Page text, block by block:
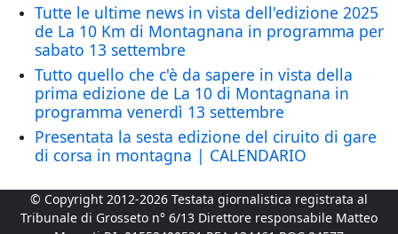
Tutte le ultime news in vista dell'edizione 2025
de La 10 Km di Montagnana in programma per
sabato 13 settembre
Tutto quello che c'è da sapere in vista della
prima edizione de La 10 di Montagnana in
programma venerdì 13 settembre
Presentata la sesta edizione del ciruito di gare
di corsa in montagna | CALENDARIO
© Copyright 2012-2026 Testata giornalistica registrata al
Tribunale di Grosseto n° 6/13 Direttore responsabile Matteo